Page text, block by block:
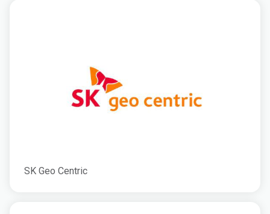
SK Geo Centric